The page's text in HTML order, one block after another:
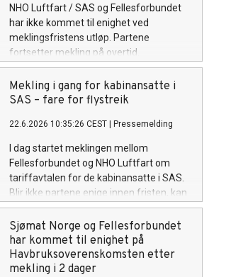
NHO Luftfart / SAS og Fellesforbundet
har ikke kommet til enighet ved
meklingsfristens utløp. Partene
fortsetter mekling på overtid.
Mekling i gang for kabinansatte i
SAS – fare for flystreik
22.6.2026 10:35:26 CEST Pressemelding
I dag startet meklingen mellom
Fellesforbundet og NHO Luftfart om
tariffavtalen for de kabinansatte i SAS.
Blir ikke partene enige innen fristen, kan
det bli streik fra onsdag.
Sjømat Norge og Fellesforbundet
har kommet til enighet på
Havbruksoverenskomsten etter
mekling i 2 dager